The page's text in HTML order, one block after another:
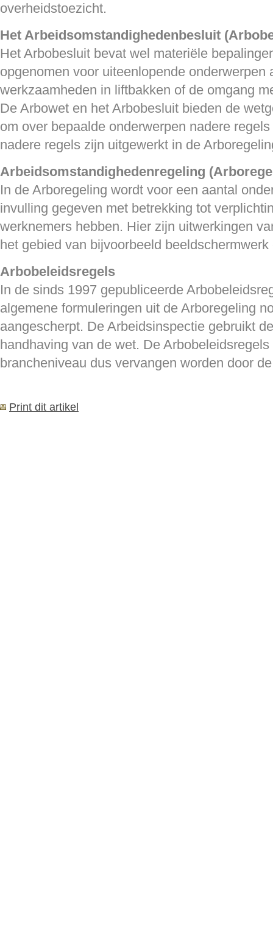
overheidstoezicht.
Het Arbeidsomstandighedenbesluit
Het Arbobesluit bevat wel materiële
opgenomen voor uiteenlopende onderwerpen
werkzaamheden in liftbakken of de omgang
De Arbowet en het Arbobesluit bieden de
om over bepaalde onderwerpen nadere
nadere regels zijn uitgewerkt in de
Arbeidsomstandighedenregeling
In de Arboregeling wordt voor een aantal
invulling gegeven met betrekking tot
werknemers hebben. Hier zijn uitwerkingen
het gebied van bijvoorbeeld
Arbobeleidsregels
In de sinds 1997 gepubliceerde
algemene formuleringen uit de Arboregeling
aangescherpt. De Arbeidsinspectie gebruikt
handhaving van de wet. De
brancheniveau dus vervangen worden door
Print dit artikel